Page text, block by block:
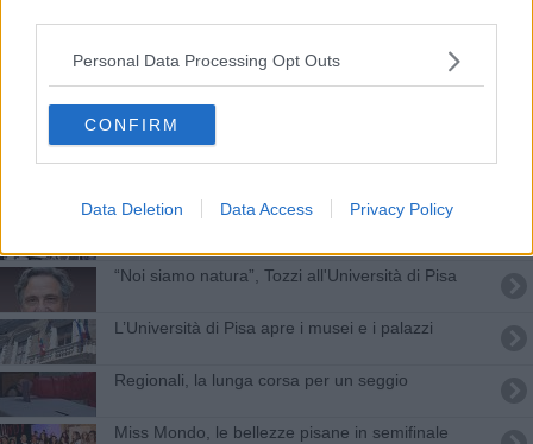
Personal Data Processing Opt Outs
CONFIRM
Data Deletion Data Access Privacy Policy
Giovani imprenditori, premiate le eccellenze
pisane
Addio a uno storico commerciante del litorale
Studenti premiati nel segno di San Francesco
“Noi siamo natura”, Tozzi all'Università di Pisa
L’Università di Pisa apre i musei e i palazzi
Regionali, la lunga corsa per un seggio
Miss Mondo, le bellezze pisane in semifinale